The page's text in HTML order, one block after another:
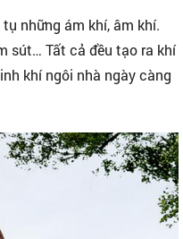
những ám khí, âm khí.
sút… Tất cả đều tạo ra khí
khí ngôi nhà ngày càng